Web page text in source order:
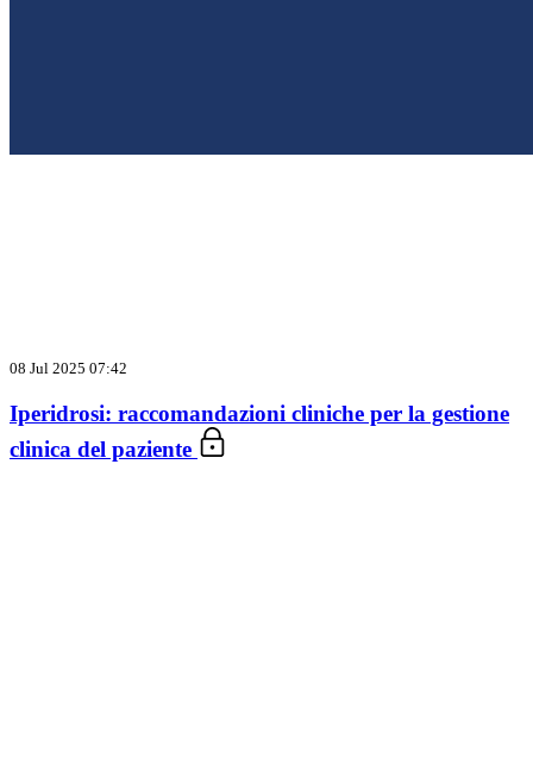
08 Jul 2025 07:42
Iperidrosi: raccomandazioni cliniche per la gestione
clinica del paziente